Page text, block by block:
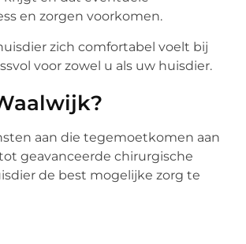
en zorgen voorkomen.
zich comfortabel voelt bij
voor zowel u als uw huisdier.
aan die tegemoetkomen aan
geavanceerde chirurgische
de best mogelijke zorg te